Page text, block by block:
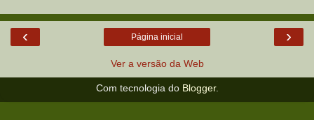
‹ ›
Página inicial
Ver a versão da Web
Com tecnologia do Blogger.